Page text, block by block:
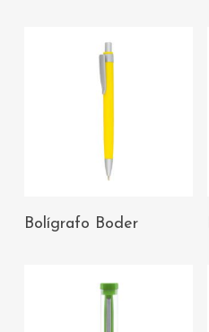
AÑADIR AL
Bolígrafo Boder